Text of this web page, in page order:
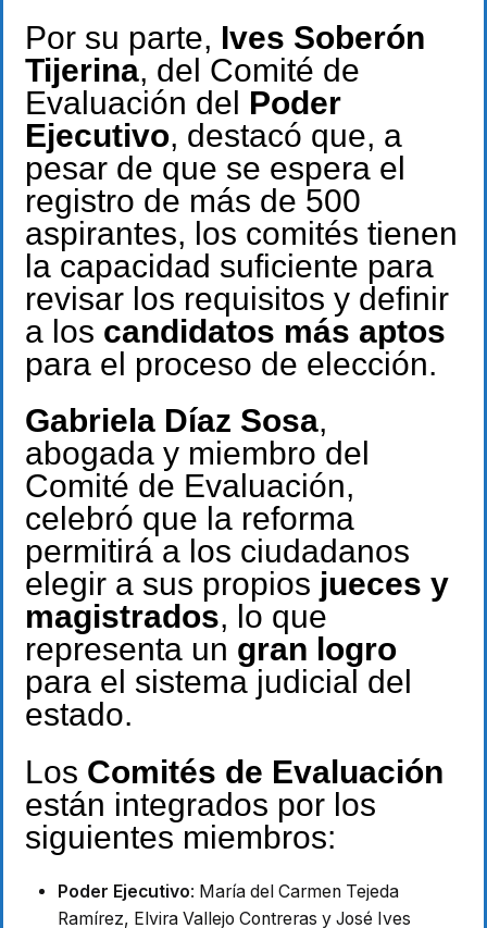
Por su parte, Ives Soberón
Tijerina, del Comité de
Evaluación del Poder
Ejecutivo, destacó que, a
pesar de que se espera el
registro de más de 500
aspirantes, los comités tienen
la capacidad suficiente para
revisar los requisitos y definir
a los candidatos más aptos
para el proceso de elección.
Gabriela Díaz Sosa,
abogada y miembro del
Comité de Evaluación,
celebró que la reforma
permitirá a los ciudadanos
elegir a sus propios jueces y
magistrados, lo que
representa un gran logro
para el sistema judicial del
estado.
Los Comités de Evaluación
están integrados por los
siguientes miembros:
Poder Ejecutivo: María del Carmen Tejeda
Ramírez, Elvira Vallejo Contreras y José Ives